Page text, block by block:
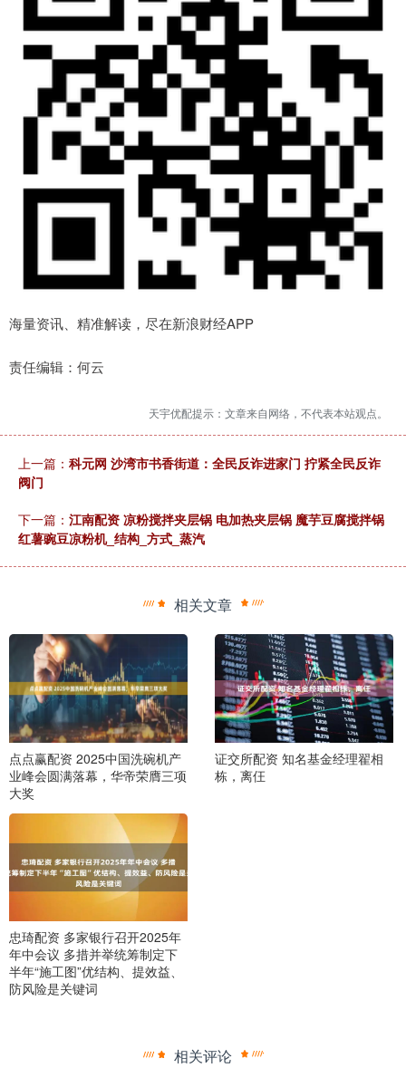
海量资讯、精准解读，尽在新浪财经APP
责任编辑：何云
天宇优配提示：文章来自网络，不代表本站观点。
上一篇： 科元网 沙湾市书香街道：全民反诈进家门 拧紧全民反诈
阀门
下一篇： 江南配资 凉粉搅拌夹层锅 电加热夹层锅 魔芋豆腐搅拌锅
红薯豌豆凉粉机_结构_方式_蒸汽
相关文章
点点赢配资 2025中国洗碗机产
业峰会圆满落幕，华帝荣膺三项
大奖
证交所配资 知名基金经理翟相
栋，离仼
忠琦配资 多家银行召开2025年
年中会议 多措并举统筹制定下
半年“施工图”优结构、提效益、
防风险是关键词
相关评论